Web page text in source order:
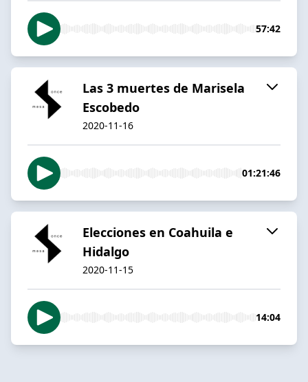
57:42
Las 3 muertes de Marisela
Escobedo
2020-11-16
01:21:46
Elecciones en Coahuila e
Hidalgo
2020-11-15
14:04